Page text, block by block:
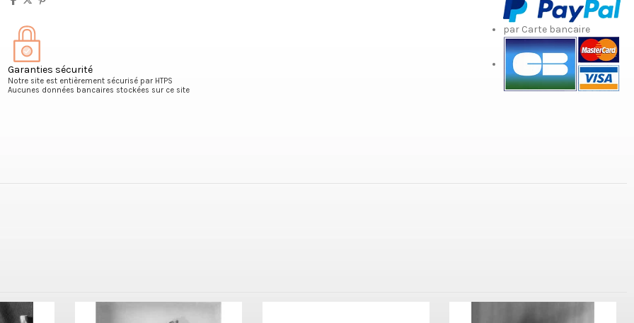
Garanties sécurité
Notre site est entièrement sécurisé par HTPS
Aucunes données bancaires stockées sur ce site
par Carte bancaire